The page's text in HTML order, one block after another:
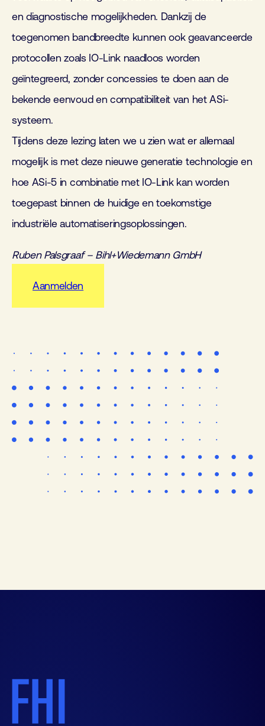
en diagnostische mogelijkheden. Dankzij de
toegenomen bandbreedte kunnen ook geavanceerde
protocollen zoals IO-Link naadloos worden
geïntegreerd, zonder concessies te doen aan de
bekende eenvoud en compatibiliteit van het ASi-
systeem.
Tijdens deze lezing laten we u zien wat er allemaal
mogelijk is met deze nieuwe generatie technologie en
hoe ASi-5 in combinatie met IO-Link kan worden
toegepast binnen de huidige en toekomstige
industriële automatiseringsoplossingen.
Ruben Palsgraaf – Bihl+Wiedemann GmbH
Aanmelden